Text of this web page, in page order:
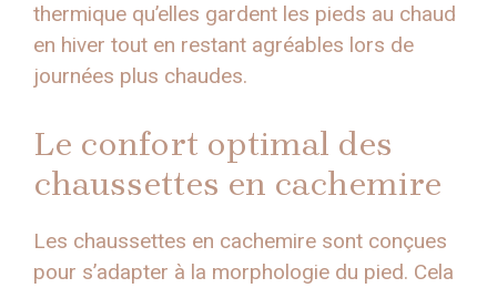
thermique qu’elles gardent les pieds au chaud
en hiver tout en restant agréables lors de
journées plus chaudes.
Le confort optimal des
chaussettes en cachemire
Les chaussettes en cachemire sont conçues
pour s’adapter à la morphologie du pied. Cela